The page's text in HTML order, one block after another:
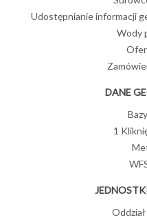
Udostępnianie informacji
Wody
DANE
1